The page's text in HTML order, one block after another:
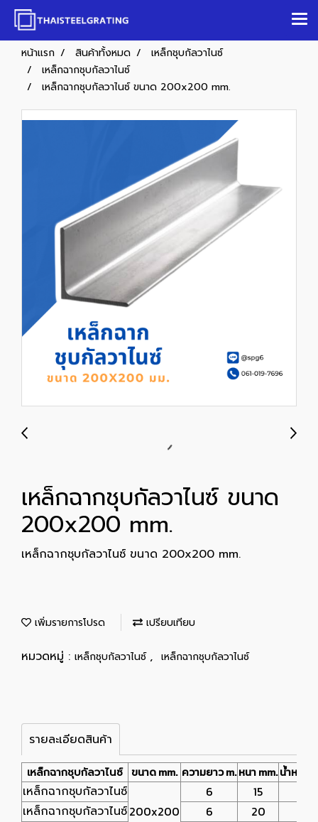
หน้าแรก สินค้าทั้งหมด
เหล็กชุบกัลวาไนซ์
เหล็กฉากชุบกัลวาไนซ์
เหล็กฉากชุบกัลวาไนซ์ ขนาด 200x200 mm.
เหล็กฉากชุบกัลวาไนซ์ ขนาด
200x200 mm.
เหล็กฉากชุบกัลวาไนซ์ ขนาด 200x200 mm.
เพิ่มรายการโปรด เปรียบเทียบ
หมวดหมู่ : เหล็กชุบกัลวาไนซ์ , เหล็กฉากชุบกัลวาไนซ์
รายละเอียดสินค้า
เหล็กฉากชุบกัลวาไนซ์ ขนาด mm. ความยาว m.หนา mm.น้ำหนัก
เหล็กฉากชุบกัลวาไนซ์
200x200
6 15
เหล็กฉากชุบกัลวาไนซ์
6 20